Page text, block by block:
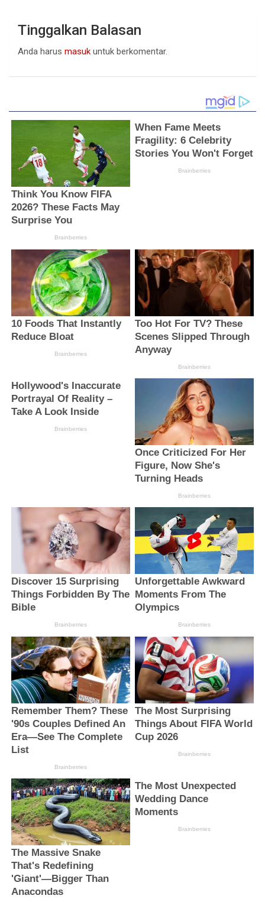
Tinggalkan Balasan
Anda harus masuk untuk berkomentar.